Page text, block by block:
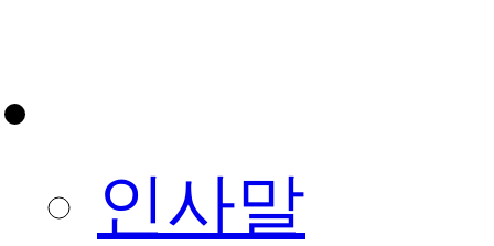
인사말